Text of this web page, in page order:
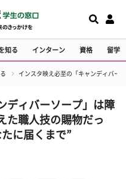
知る インターン 資格 留学
インスタ映え必至の「キャンディバー
ディバーソープ」は障
た職人技の賜物だっ
に届くまで”